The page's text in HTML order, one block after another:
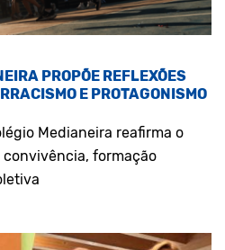
PROPÕE REFLEXÕES
E PROTAGONISMO
Medianeira reafirma o
formação